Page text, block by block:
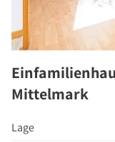
Ihr Makler für
Marktbericht 2025/
Investment
Newsletter Investment
Immobilie kaufen
Mittelmark
Lage